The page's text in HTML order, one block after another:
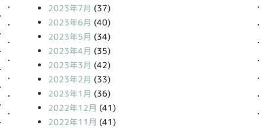
2023年7月 (37)
2023年6月 (40)
2023年5月 (34)
2023年4月 (35)
2023年3月 (42)
2023年2月 (33)
2023年1月 (36)
2022年12月 (41)
2022年11月 (41)